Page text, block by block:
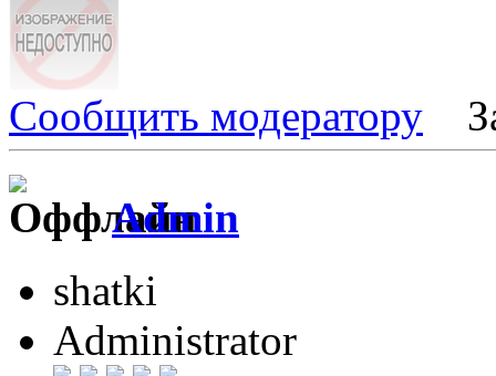
Сообщить модератору
Admin
shatki
Administrator